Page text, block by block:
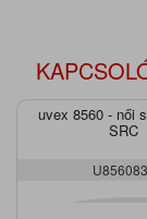
uvex 8560 - női
SRC